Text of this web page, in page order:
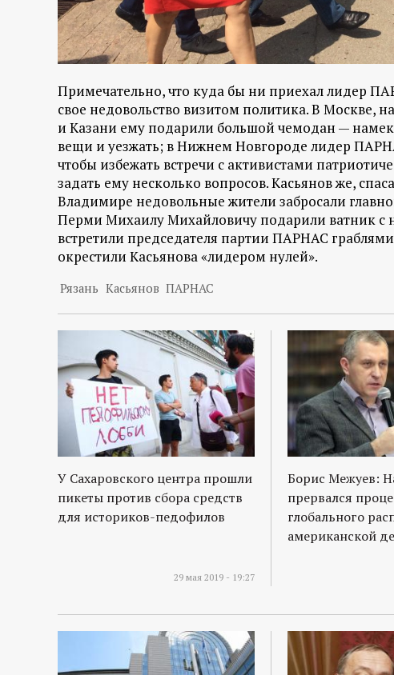
Примечательно, что куда бы ни приехал лидер
свое недовольство визитом политика. В Москве,
и Казани ему подарили большой чемодан — намек
вещи и уезжать; в Нижнем Новгороде лидер
чтобы избежать встречи с активистами
задать ему несколько вопросов. Касьянов же,
Владимире недовольные жители забросали
Перми Михаилу Михайловичу подарили ватник
встретили председателя партии ПАРНАС
окрестили Касьянова «лидером нулей».
Рязань Касьянов ПАРНАС
У Сахаровского центра прошли
пикеты против сбора средств
для историков-педофилов
29 мая 2019 - 19:27
Борис Межуев:
прервался
глобального
американской